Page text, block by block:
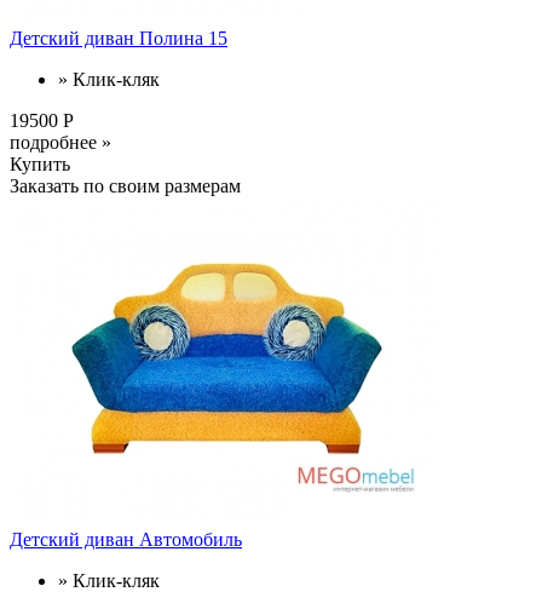
Детский диван Полина 15
» Клик-кляк
19500 Р
подробнее »
Купить
Заказать по своим размерам
Детский диван Автомобиль
» Клик-кляк